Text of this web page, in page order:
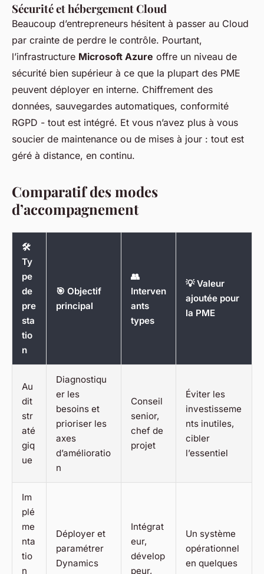
Sécurité et hébergement Cloud
Beaucoup d’entrepreneurs hésitent à passer au Cloud
par crainte de perdre le contrôle. Pourtant,
l’infrastructure Microsoft Azure offre un niveau de
sécurité bien supérieur à ce que la plupart des PME
peuvent déployer en interne. Chiffrement des
données, sauvegardes automatiques, conformité
RGPD - tout est intégré. Et vous n’avez plus à vous
soucier de maintenance ou de mises à jour : tout est
géré à distance, en continu.
Comparatif des modes
d’accompagnement
🛠️
Ty
pe
de
pre
sta
tio
n
🎯 Objectif
principal
👥
Interven
ants
types
💡 Valeur
ajoutée pour
la PME
Au
dit
str
até
giq
ue
Diagnostiqu
er les
besoins et
prioriser les
axes
d’amélioratio
n
Conseil
senior,
chef de
projet
Éviter les
investisseme
nts inutiles,
cibler
l’essentiel
Im
plé
me
nta
tio
n
Déployer et
paramétrer
Dynamics
Intégrat
eur,
dévelop
peur,
Un système
opérationnel
en quelques